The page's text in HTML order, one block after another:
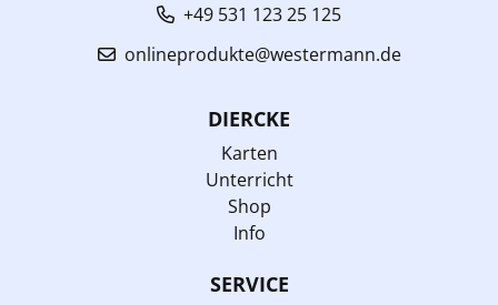
+49 531 123 25 125
onlineprodukte@westermann.de
DIERCKE
Karten
Unterricht
Shop
Info
SERVICE